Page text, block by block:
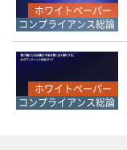
ホワイトペーパー
コンプライアンス総論
ホワイトペーパー
コンプライアンス総論